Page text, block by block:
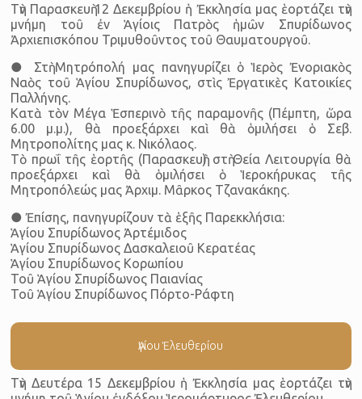
Τὴν Παρασκευὴ 12 Δεκεμβρίου ἡ Ἐκκλησία μας ἑορτάζει τὴν
μνήμη τοῦ ἐν Ἁγίοις Πατρὸς ἡμῶν Σπυρίδωνος
Ἀρχιεπισκόπου Τριμυθοῦντος τοῦ Θαυματουργοῦ.
● Στὴ Μητρόπολή μας πανηγυρίζει ὁ Ἱερὸς Ἐνοριακὸς
Ναὸς τοῦ Ἁγίου Σπυρίδωνος, στὶς Ἐργατικὲς Κατοικίες
Παλλήνης.
Κατὰ τὸν Μέγα Ἑσπερινὸ τῆς παραμονῆς (Πέμπτη, ὥρα
6.00 μ.μ.), θὰ προεξάρχει καὶ θὰ ὁμιλήσει ὁ Σεβ.
Μητροπολίτης μας κ. Νικόλαος.
Τὸ πρωΐ τῆς ἑορτῆς (Παρασκευὴ) στὴ Θεία Λειτουργία θὰ
προεξάρχει καὶ θὰ ὁμιλήσει ὁ Ἱεροκήρυκας τῆς
Μητροπόλεώς μας Ἀρχιμ. Μᾶρκος Τζανακάκης.
● Ἐπίσης, πανηγυρίζουν τὰ ἑξῆς Παρεκκλήσια:
Ἁγίου Σπυρίδωνος Ἀρτέμιδος
Ἁγίου Σπυρίδωνος Δασκαλειοῦ Κερατέας
Ἁγίου Σπυρίδωνος Κορωπίου
Τοῦ Ἁγίου Σπυρίδωνος Παιανίας
Τοῦ Ἁγίου Σπυρίδωνος Πόρτο-Ράφτη
Ἁγίου Ἐλευθερίου
Τὴν Δευτέρα 15 Δεκεμβρίου ἡ Ἐκκλησία μας ἑορτάζει τὴν